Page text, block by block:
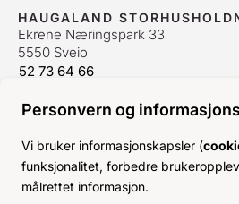
Personvern og
Vi bruker informasjonskapsler (
funksjonalitet, forbedre
målrettet informasjon.
HAUGALAND
Ekrene Næringspark 33
5550 Sveio
52 73 64 66
ÅPNINGSTIDER
Man-Fre:07–15
Lør-Søn: Stengt
Helligdager:Stengt